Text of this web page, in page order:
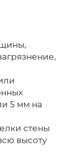
5 мм на
стены
высоту